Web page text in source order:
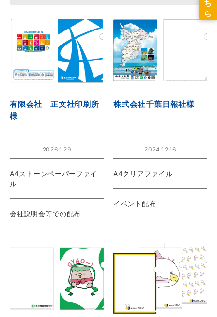
有限会社 正文社印刷所
様
2026.1.29
A4ストーンペーパーファイ
ル
会社説明会等での配布
株式会社千葉日報社様
2024.12.16
A4クリアファイル
イベント配布